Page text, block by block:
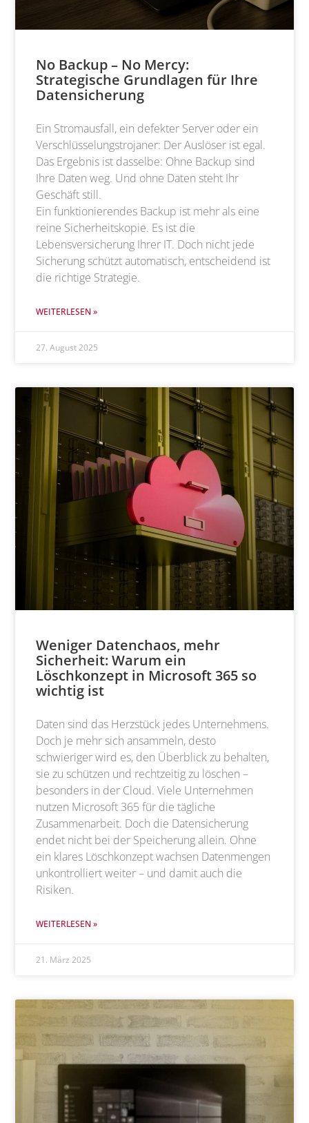
No Backup – No Mercy:
Strategische Grundlagen für Ihre
Datensicherung
Ein Stromausfall, ein defekter Server oder ein
Verschlüsselungstrojaner: Der Auslöser ist egal.
Das Ergebnis ist dasselbe: Ohne Backup sind
Ihre Daten weg. Und ohne Daten steht Ihr
Geschäft still.
Ein funktionierendes Backup ist mehr als eine
reine Sicherheitskopie. Es ist die
Lebensversicherung Ihrer IT. Doch nicht jede
Sicherung schützt automatisch, entscheidend ist
die richtige Strategie.
WEITERLESEN »
27. August 2025
Weniger Datenchaos, mehr
Sicherheit: Warum ein
Löschkonzept in Microsoft 365 so
wichtig ist
Daten sind das Herzstück jedes Unternehmens.
Doch je mehr sich ansammeln, desto
schwieriger wird es, den Überblick zu behalten,
sie zu schützen und rechtzeitig zu löschen –
besonders in der Cloud. Viele Unternehmen
nutzen Microsoft 365 für die tägliche
Zusammenarbeit. Doch die Datensicherung
endet nicht bei der Speicherung allein. Ohne
ein klares Löschkonzept wachsen Datenmengen
unkontrolliert weiter – und damit auch die
Risiken.
WEITERLESEN »
21. März 2025